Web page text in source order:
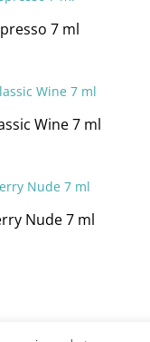
7 ml
Wine 7 ml
Nude 7 ml